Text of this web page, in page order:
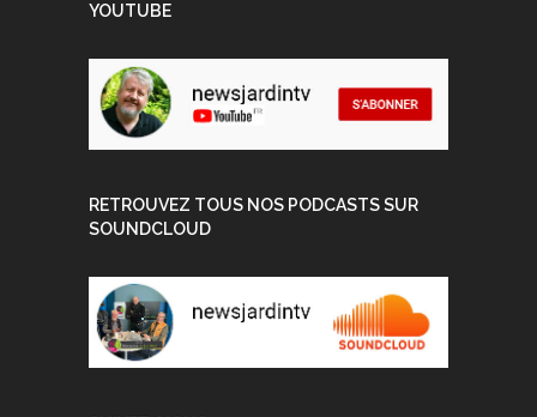
YOUTUBE
RETROUVEZ TOUS NOS PODCASTS SUR
SOUNDCLOUD